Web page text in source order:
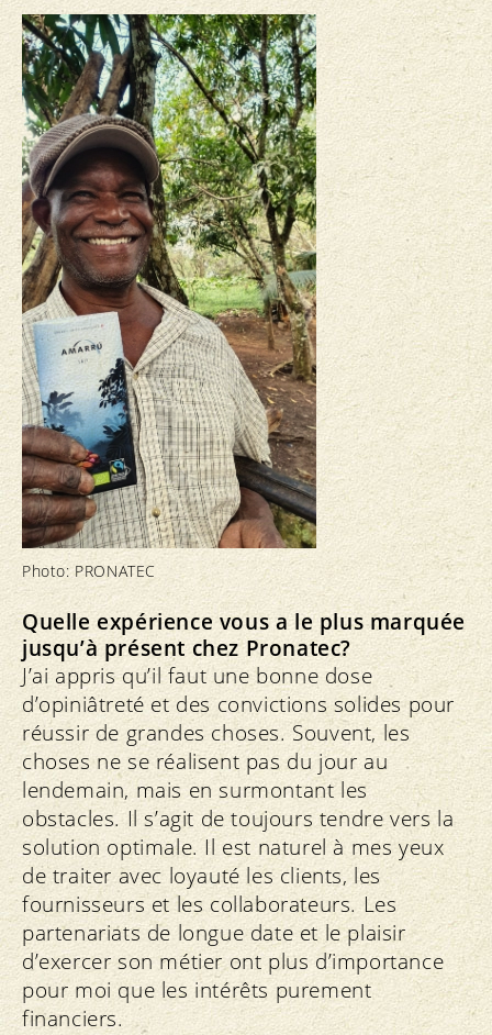
Photo: PRONATEC
Quelle expérience vous a le plus marquée
jusqu’à présent chez Pronatec?
J’ai appris qu’il faut une bonne dose
d’opiniâtreté et des convictions solides pour
réussir de grandes choses. Souvent, les
choses ne se réalisent pas du jour au
lendemain, mais en surmontant les
obstacles. Il s’agit de toujours tendre vers la
solution optimale. Il est naturel à mes yeux
de traiter avec loyauté les clients, les
fournisseurs et les collaborateurs. Les
partenariats de longue date et le plaisir
d’exercer son métier ont plus d’importance
pour moi que les intérêts purement
financiers.